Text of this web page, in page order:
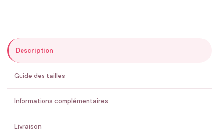
ENVOYER MA DEMANDE ✨
💚 Retour sous 24-48h🇫🇷 Flocage en France✅ Validation avant fabrication
Description
Guide des tailles
Informations complémentaires
Livraison